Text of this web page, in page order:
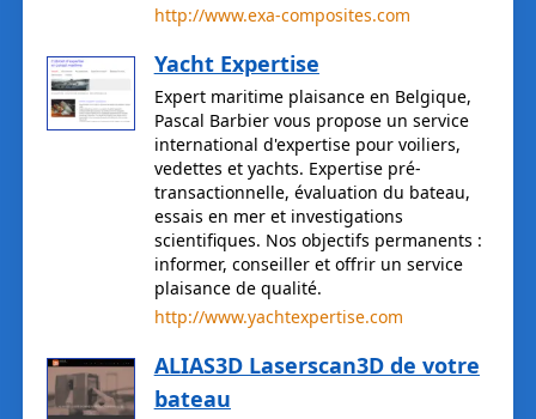
http://www.exa-composites.com
Yacht Expertise
Expert maritime plaisance en Belgique,
Pascal Barbier vous propose un service
international d'expertise pour voiliers,
vedettes et yachts. Expertise pré-
transactionnelle, évaluation du bateau,
essais en mer et investigations
scientifiques. Nos objectifs permanents :
informer, conseiller et offrir un service
plaisance de qualité.
http://www.yachtexpertise.com
ALIAS3D Laserscan3D de votre
bateau